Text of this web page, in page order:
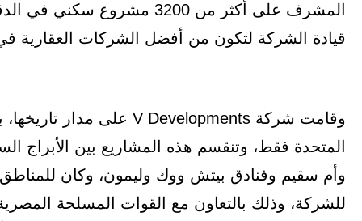
المشرف على أكثر من 3200
قيادة الشركة لتكون من أفضل الشركات العقارية
المتحدة فقط، وتنقسم هذه المشاريع بين الأبراج
وأم سقيم وفنادق بيتش ووك وليمون، وكان
للشركة، وذلك بالتعاون مع القوات المسلحة